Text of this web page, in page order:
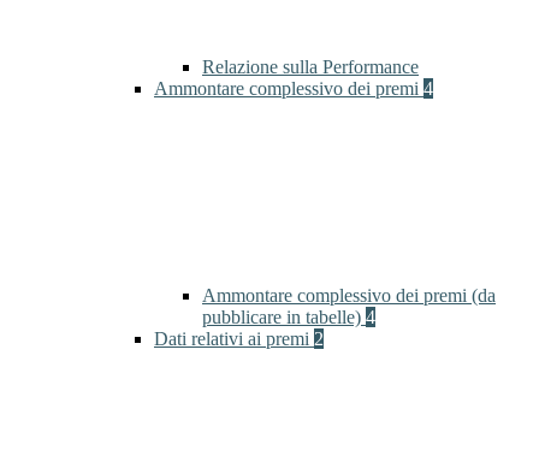
Relazione sulla Performance
Ammontare complessivo dei premi 4
Ammontare complessivo dei premi (da
pubblicare in tabelle) 4
Dati relativi ai premi 2